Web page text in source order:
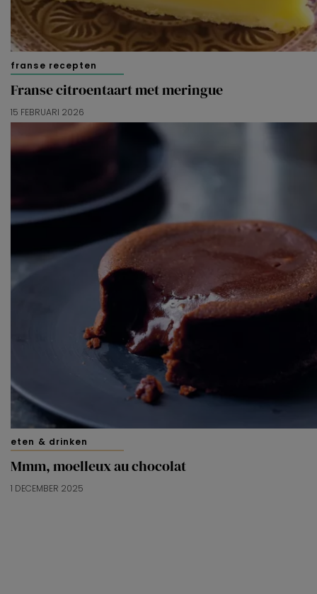
franse recepten
Franse citroentaart met meringue
15 FEBRUARI 2026
eten & drinken
Mmm, moelleux au chocolat
1 DECEMBER 2025